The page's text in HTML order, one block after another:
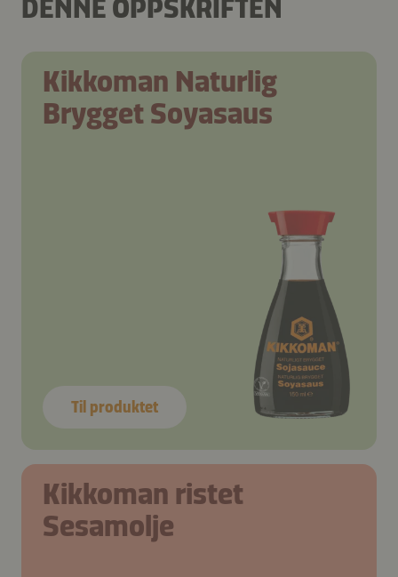
DENNE OPPSKRIFTEN
Kikkoman Naturlig
Brygget Soyasaus
Til produktet
Kikkoman ristet
Sesamolje